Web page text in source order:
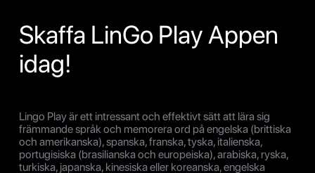
Skaffa LinGo Play Appen
idag!
Lingo Play är ett intressant och effektivt sätt att lära sig
främmande språk och memorera ord på engelska (brittiska
och amerikanska), spanska, franska, tyska, italienska,
portugisiska (brasilianska och europeiska), arabiska, ryska,
turkiska, japanska, kinesiska eller koreanska, engelska